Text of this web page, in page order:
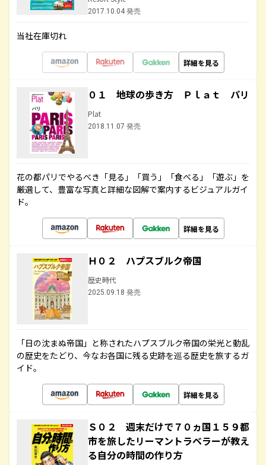
2017.10.04 発売
当社在庫切れ
詳細を見る
０１ 地球の歩き方 Ｐｌａｔ パリ
Plat
2018.11.07 発売
花の都パリでやるべき「見る」「買う」「食べる」「遊ぶ」を
厳選して、豊富な写真と詳細な図解で案内するビジュアルガイ
ド。
詳細を見る
Ｈ０２ ハプスブルク帝国
歴史時代
2025.09.18 発売
「日の沈まぬ帝国」と称されたハプスブルク帝国の栄光と動乱
の歴史をたどり、今なお各国に残る史跡を巡る歴史を旅するガ
イド。
詳細を見る
Ｓ０２ 週末だけで７０ヵ国１５９都
市を旅したリーマントラベラーが教え
る自分の時間の作り方